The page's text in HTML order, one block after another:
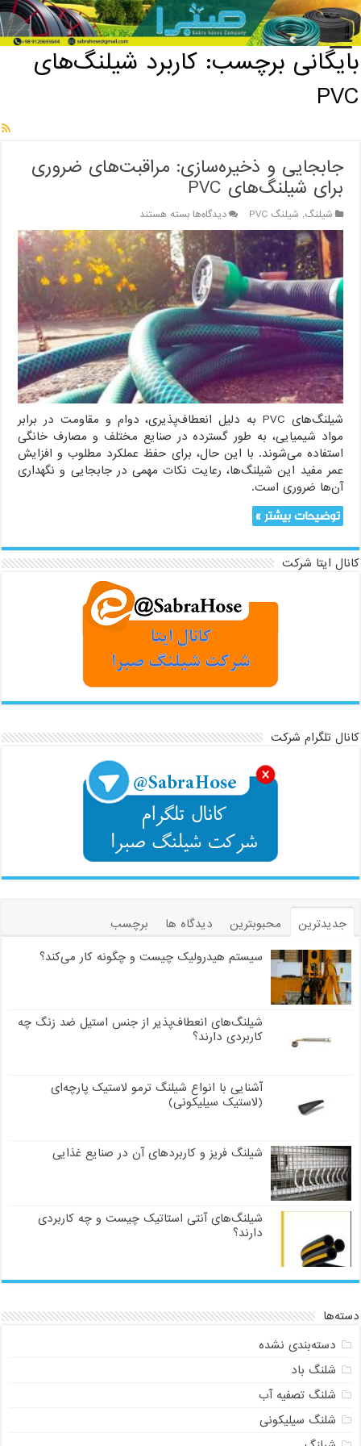
خانه / بایگانی برچسب: کاربرد شیلنگ‌های PVC
بایگانی برچسب:کاربرد شیلنگ‌های
PVC
جابجایی و ذخیره‌سازی: مراقبت‌های ضروری
برای شیلنگ‌های PVC
شیلنگ, شیلنگ PVC دیدگاه‌هابرای
جابجایی
و
ذخیره‌سازی:
مراقبت‌های
ضروری
برای
شیلنگ‌های
PVC
بسته هستند
شیلنگ‌های PVC به دلیل انعطاف‌پذیری، دوام و مقاومت در برابر
مواد شیمیایی، به طور گسترده در صنایع مختلف و مصارف خانگی
استفاده می‌شوند. با این حال، برای حفظ عملکرد مطلوب و افزایش
عمر مفید این شیلنگ‌ها، رعایت نکات مهمی در جابجایی و نگهداری
آن‌ها ضروری است.
توضیحات بیشتر »
کانال ایتا شرکت
کانال تلگرام شرکت
جدیدترین محبوبترین دیدگاه ها
برچسب
سیستم هیدرولیک چیست و چگونه کار می‌کند؟
شیلنگ‌های انعطاف‌پذیر از جنس استیل ضد زنگ چه
کاربردی دارند؟
آشنایی با انواع شیلنگ ترمو لاستیک پارچه‌ای
(لاستیک سیلیکونی)
شیلنگ فریز و کاربردهای آن در صنایع غذایی
شیلنگ‌های آنتی استاتیک چیست و چه کاربردی
دارند؟
دسته‌ها
دسته‌بندی نشده
شلنگ باد
شلنگ تصفیه آب
شلنگ سیلیکونی